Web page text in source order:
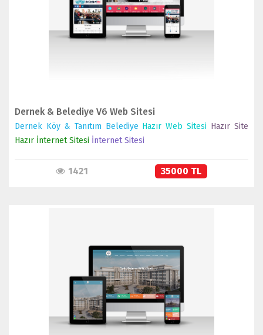
SATIN AL
Dernek & Belediye V6 Web Sitesi
Dernek Köy & Tanıtım Belediye Hazır Web Sitesi Hazır Site
Hazır İnternet Sitesi İnternet Sitesi
1421 35000 TL
İNCELE
SATIN AL